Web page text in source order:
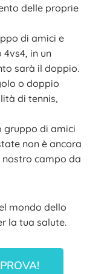
delle proprie
di amici e
in un
sarà il doppio.
o doppio
di tennis,
gruppo di amici
non è ancora
campo da
mondo dello
la tua salute.